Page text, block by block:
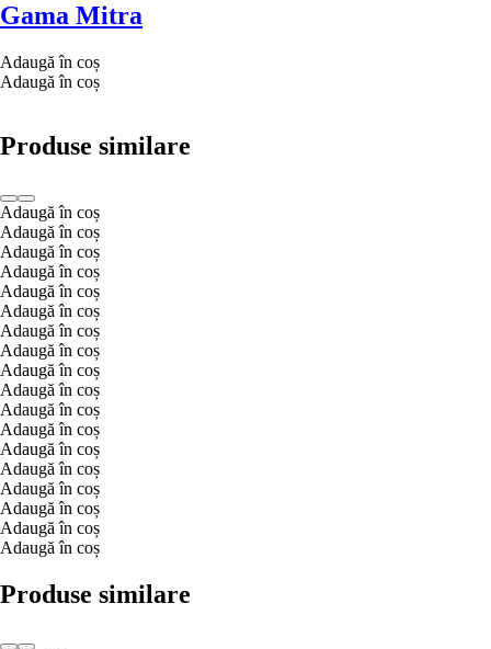
Gama Mitra
Adaugă în coș
Adaugă în coș
Produse similare
Adaugă în coș
Adaugă în coș
Adaugă în coș
Adaugă în coș
Adaugă în coș
Adaugă în coș
Adaugă în coș
Adaugă în coș
Adaugă în coș
Adaugă în coș
Adaugă în coș
Adaugă în coș
Adaugă în coș
Adaugă în coș
Adaugă în coș
Adaugă în coș
Adaugă în coș
Adaugă în coș
Produse similare